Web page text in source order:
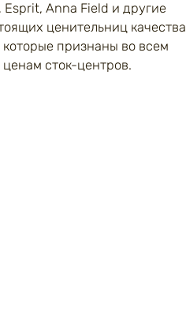
Esprit, Anna Field и другие
ценительниц качества
которые признаны во всем
сток-центров.